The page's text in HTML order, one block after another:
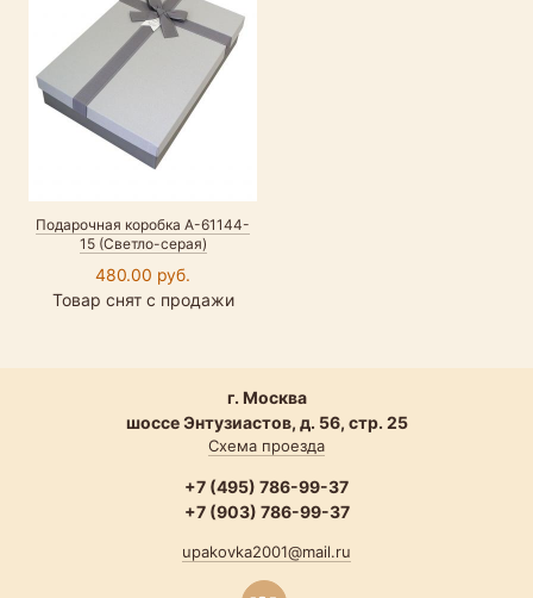
Подарочная коробка А-61144-
15 (Светло-серая)
480.00 руб.
Товар снят с продажи
г. Москва
шоссе Энтузиастов, д. 56, стр. 25
Схема проезда
+7 (495) 786-99-37
+7 (903) 786-99-37
upakovka2001@mail.ru